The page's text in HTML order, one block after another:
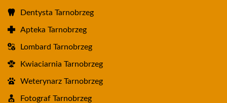
Dentysta Tarnobrzeg
Apteka Tarnobrzeg
Lombard Tarnobrzeg
Kwiaciarnia Tarnobrzeg
Weterynarz Tarnobrzeg
Fotograf Tarnobrzeg